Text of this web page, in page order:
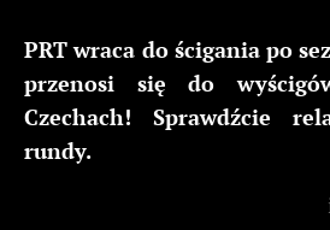
PRT wraca do ścigania po
przenosi się do
Czechach! Sprawdźcie
rundy.